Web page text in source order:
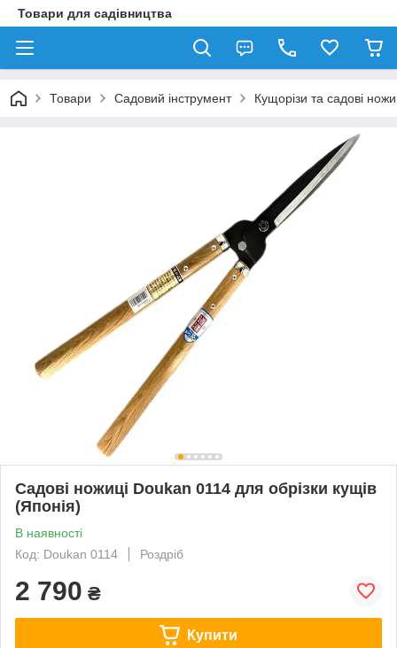
Товари для садівництва
Товари Садовий інструмент Кущорізи та садові
Садові ножиці Doukan 0114 для обрізки кущів
(Японія)
В наявності
Код: Doukan 0114
Роздріб
2 790 ₴
Купити